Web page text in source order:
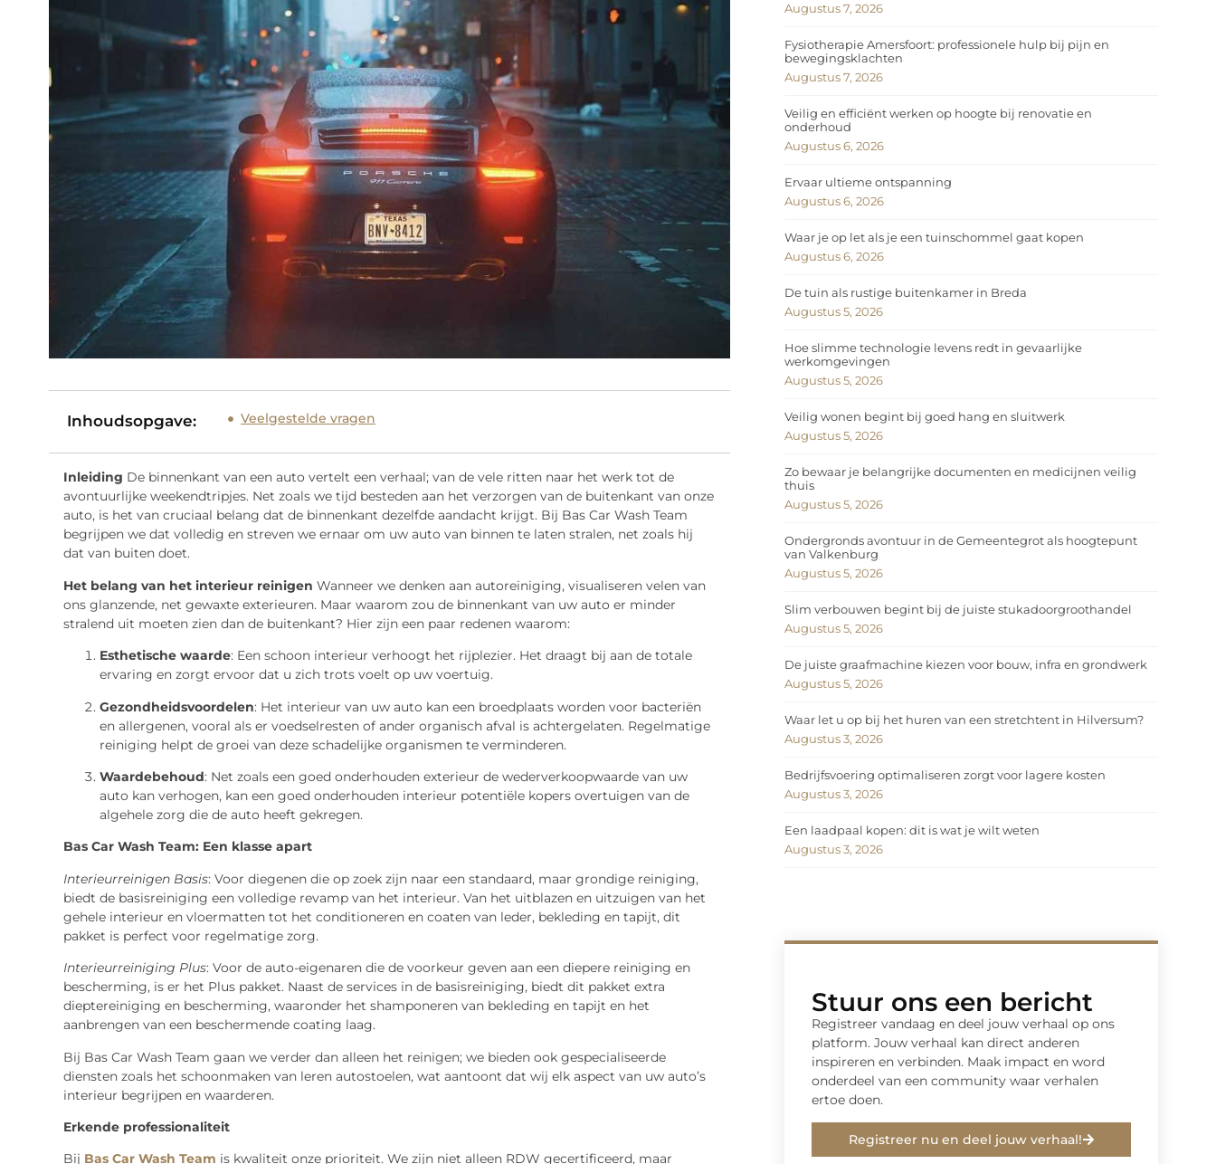
Inhoudsopgave: Veelgestelde vragen
Inleiding De binnenkant van een auto vertelt een verhaal; van de vele ritten naar het werk tot de
avontuurlijke weekendtripjes. Net zoals we tijd besteden aan het verzorgen van de buitenkant van onze
auto, is het van cruciaal belang dat de binnenkant dezelfde aandacht krijgt. Bij Bas Car Wash Team
begrijpen we dat volledig en streven we ernaar om uw auto van binnen te laten stralen, net zoals hij
dat van buiten doet.
Het belang van het interieur reinigen Wanneer we denken aan autoreiniging, visualiseren velen van
ons glanzende, net gewaxte exterieuren. Maar waarom zou de binnenkant van uw auto er minder
stralend uit moeten zien dan de buitenkant? Hier zijn een paar redenen waarom:
Esthetische waarde: Een schoon interieur verhoogt het rijplezier. Het draagt bij aan de totale
ervaring en zorgt ervoor dat u zich trots voelt op uw voertuig.
Gezondheidsvoordelen: Het interieur van uw auto kan een broedplaats worden voor bacteriën
en allergenen, vooral als er voedselresten of ander organisch afval is achtergelaten. Regelmatige
reiniging helpt de groei van deze schadelijke organismen te verminderen.
Waardebehoud: Net zoals een goed onderhouden exterieur de wederverkoopwaarde van uw
auto kan verhogen, kan een goed onderhouden interieur potentiële kopers overtuigen van de
algehele zorg die de auto heeft gekregen.
Bas Car Wash Team: Een klasse apart
Interieurreinigen Basis: Voor diegenen die op zoek zijn naar een standaard, maar grondige reiniging,
biedt de basisreiniging een volledige revamp van het interieur. Van het uitblazen en uitzuigen van het
gehele interieur en vloermatten tot het conditioneren en coaten van leder, bekleding en tapijt, dit
pakket is perfect voor regelmatige zorg.
Interieurreiniging Plus: Voor de auto-eigenaren die de voorkeur geven aan een diepere reiniging en
bescherming, is er het Plus pakket. Naast de services in de basisreiniging, biedt dit pakket extra
dieptereiniging en bescherming, waaronder het shamponeren van bekleding en tapijt en het
aanbrengen van een beschermende coating laag.
Bij Bas Car Wash Team gaan we verder dan alleen het reinigen; we bieden ook gespecialiseerde
diensten zoals het schoonmaken van leren autostoelen, wat aantoont dat wij elk aspect van uw auto’s
interieur begrijpen en waarderen.
Erkende professionaliteit
Bij Bas Car Wash Team is kwaliteit onze prioriteit. We zijn niet alleen RDW gecertificeerd, maar
Augustus 7, 2026
Fysiotherapie Amersfoort: professionele hulp bij pijn en
bewegingsklachten
Augustus 7, 2026
Veilig en efficiënt werken op hoogte bij renovatie en
onderhoud
Augustus 6, 2026
Ervaar ultieme ontspanning
Augustus 6, 2026
Waar je op let als je een tuinschommel gaat kopen
Augustus 6, 2026
De tuin als rustige buitenkamer in Breda
Augustus 5, 2026
Hoe slimme technologie levens redt in gevaarlijke
werkomgevingen
Augustus 5, 2026
Veilig wonen begint bij goed hang en sluitwerk
Augustus 5, 2026
Zo bewaar je belangrijke documenten en medicijnen veilig
thuis
Augustus 5, 2026
Ondergronds avontuur in de Gemeentegrot als hoogtepunt
van Valkenburg
Augustus 5, 2026
Slim verbouwen begint bij de juiste stukadoorgroothandel
Augustus 5, 2026
De juiste graafmachine kiezen voor bouw, infra en grondwerk
Augustus 5, 2026
Waar let u op bij het huren van een stretchtent in Hilversum?
Augustus 3, 2026
Bedrijfsvoering optimaliseren zorgt voor lagere kosten
Augustus 3, 2026
Een laadpaal kopen: dit is wat je wilt weten
Augustus 3, 2026
Stuur ons een bericht
Registreer vandaag en deel jouw verhaal op ons
platform. Jouw verhaal kan direct anderen
inspireren en verbinden. Maak impact en word
onderdeel van een community waar verhalen
ertoe doen.
Registreer nu en deel jouw verhaal!